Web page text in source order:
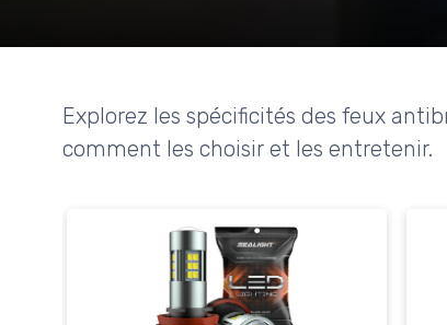
Explorez les spécificités des feux
comment les choisir et les entretenir.